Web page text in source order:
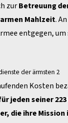
zurBetreuung
Mahlzeit.
entgegen,
der ärmsten 2
Kosten
jeden seiner
die ihre